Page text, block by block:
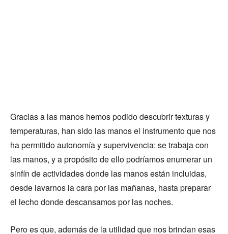
Gracias a las manos hemos podido descubrir texturas y
temperaturas, han sido las manos el instrumento que nos
ha permitido autonomía y supervivencia: se trabaja con
las manos, y a propósito de ello podríamos enumerar un
sinfín de actividades donde las manos están incluidas,
desde lavarnos la cara por las mañanas, hasta preparar
el lecho donde descansamos por las noches.
Pero es que, además de la utilidad que nos brindan esas